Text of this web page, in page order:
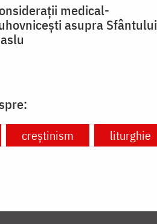
medical-
asupra Sfântului
creștinism liturghie